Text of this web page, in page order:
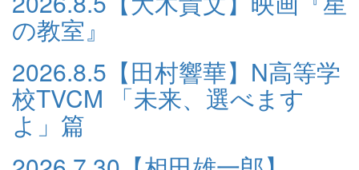
の教室』
2026.8.5 【田村響華】N高等学
校TVCM 「未来、選べます
よ」篇